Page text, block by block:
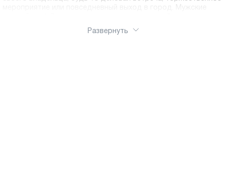
моделями для любого сезона. Летние туфли выполнены из
Развернуть